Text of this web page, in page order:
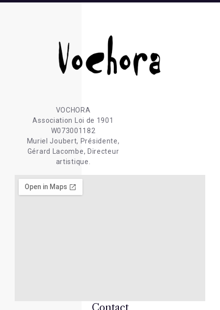
VOCHORA
Association Loi de 1901
W073001182
Muriel Joubert, Présidente,
Gérard Lacombe, Directeur
artistique.